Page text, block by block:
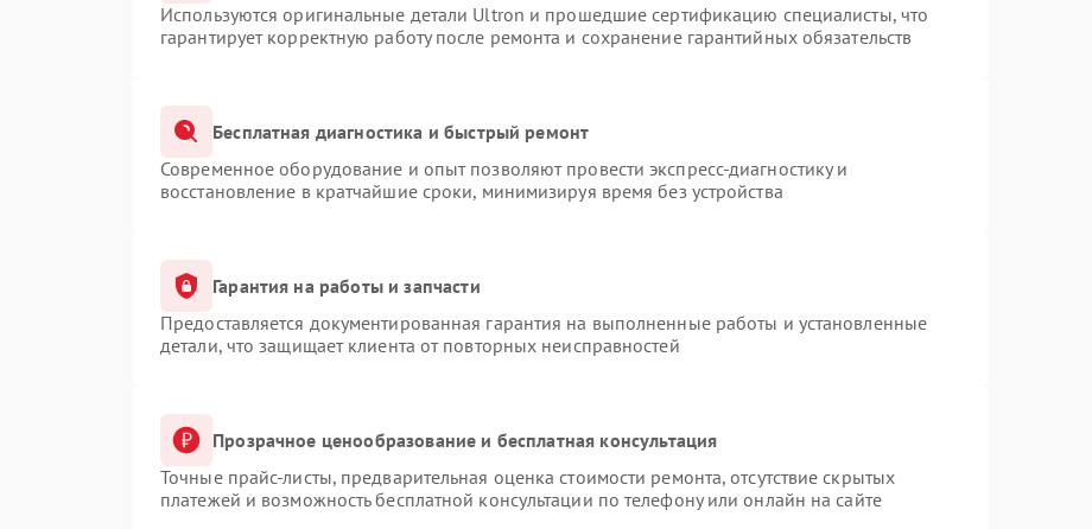
Используются оригинальные детали Ultron и прошедшие сертификацию специалисты, что
гарантирует корректную работу после ремонта и сохранение гарантийных обязательств
Бесплатная диагностика и быстрый ремонт
Современное оборудование и опыт позволяют провести экспресс-диагностику и
восстановление в кратчайшие сроки, минимизируя время без устройства
Гарантия на работы и запчасти
Предоставляется документированная гарантия на выполненные работы и установленные
детали, что защищает клиента от повторных неисправностей
Прозрачное ценообразование и бесплатная консультация
Точные прайс-листы, предварительная оценка стоимости ремонта, отсутствие скрытых
платежей и возможность бесплатной консультации по телефону или онлайн на сайте